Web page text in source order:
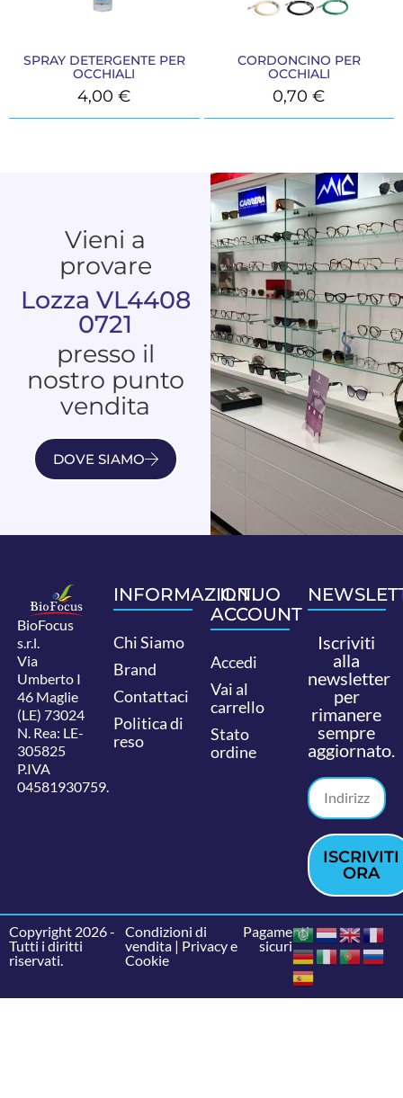
SPRAY DETERGENTE PER
OCCHIALI
4,00€
CORDONCINO PER
OCCHIALI
0,70€
Vieni a
provare
Lozza VL4408
0721
presso il
nostro punto
vendita
DOVE SIAMO
BioFocus
s.r.l.
Via
Umberto I
46 Maglie
(LE) 73024
N. Rea: LE-
305825
P.IVA
04581930759.
INFORMAZIONI
Chi Siamo
Brand
Contattaci
Politica di
reso
IL TUO
ACCOUNT
Accedi
Vai al
carrello
Stato
ordine
Iscriviti
alla
newsletter
per
rimanere
sempre
aggiornato.
ISCRIVITI
ORA
Copyright 2026 -
Tutti i diritti
riservati.
Condizioni di
vendita| Privacy e
Cookie
Pagamenti
sicuri